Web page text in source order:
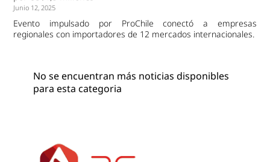
Junio 12, 2025
Evento impulsado por ProChile conectó a empresas
regionales con importadores de 12 mercados internacionales.
No se encuentran más noticias disponibles
para esta categoria